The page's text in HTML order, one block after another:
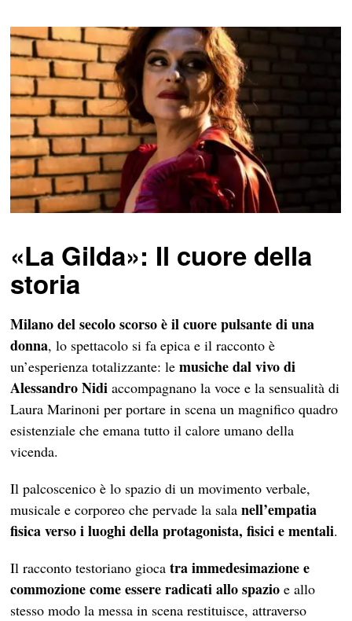
«La Gilda»: Il cuore della
storia
Milano del secolo scorso è il cuore pulsante di una
donna, lo spettacolo si fa epica e il racconto è
un’esperienza totalizzante: lemusiche dal vivo di
Alessandro Nidi accompagnano la voce e la sensualità di
Laura Marinoni per portare in scena un magnifico quadro
esistenziale che emana tutto il calore umano della
vicenda.
Il palcoscenico è lo spazio di un movimento verbale,
musicale e corporeo che pervade la salanell’empatia
fisica verso i luoghi della protagonista, fisici e mentali.
Il racconto testoriano giocatra immedesimazione e
commozione come essere radicati allo spazio e allo
stesso modo la messa in scena restituisce, attraverso